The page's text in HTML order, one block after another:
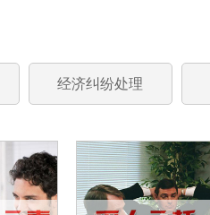
经济纠纷处理